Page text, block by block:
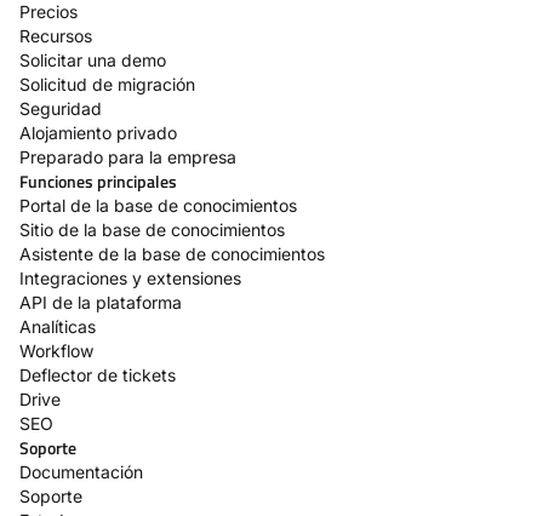
Precios
Recursos
Solicitar una demo
Solicitud de migración
Seguridad
Alojamiento privado
Preparado para la empresa
Funciones principales
Portal de la base de conocimientos
Sitio de la base de conocimientos
Asistente de la base de conocimientos
Integraciones y extensiones
API de la plataforma
Analíticas
Workflow
Deflector de tickets
Drive
SEO
Soporte
Documentación
Soporte